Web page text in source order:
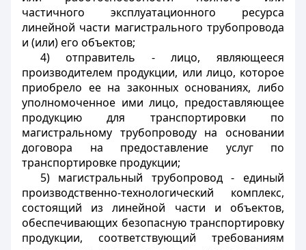
частичного эксплуатационного ресурса
линейной части магистрального трубопровода
и (или) его объектов;
4) отправитель - лицо, являющееся
производителем продукции, или лицо, которое
приобрело ее на законных основаниях, либо
уполномоченное ими лицо, предоставляющее
продукцию для транспортировки по
магистральному трубопроводу на основании
договора на предоставление услуг по
транспортировке продукции;
5) магистральный трубопровод - единый
производственно-технологический комплекс,
состоящий из линейной части и объектов,
обеспечивающих безопасную транспортировку
продукции, соответствующий требованиям